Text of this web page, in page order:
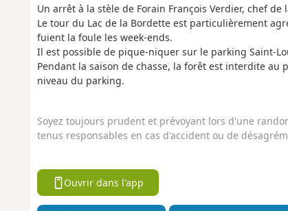
Un arrêt à la stèle de Forain François Verdier, chef
Le tour du Lac de la Bordette est particulièrement
fuient la foule les week-ends.
Il est possible de pique-niquer sur le parking Saint-
Pendant la saison de chasse, la forêt est interdite
niveau du parking.
Soyez toujours prudent et prévoyant lors d'une
tenus responsables en cas d'accident ou de
Ouvrir dans l'app